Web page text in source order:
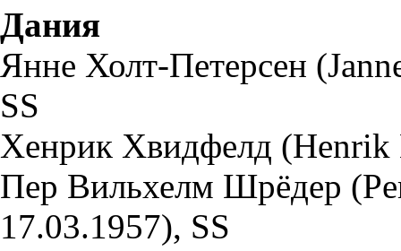
Дания
Янне Холт-Петерсен
SS
Хенрик Хвидфелд
Пер Вильхелм Шрёдер
17.03.1957), SS